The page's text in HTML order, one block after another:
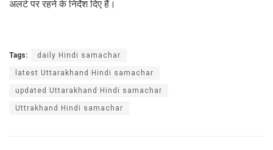
अलर्ट पर रहने के निर्देश दिए हैं।
Tags: daily Hindi samachar
latest Uttarakhand Hindi samachar
updated Uttarakhand Hindi samachar
Uttrakhand Hindi samachar